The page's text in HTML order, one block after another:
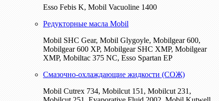
Esso Febis K, Mobil Vacuoline 1400
Редукторные масла Mobil
Mobil SHC Gear, Mobil Glygoyle, Mobilgear 600,
Mobilgear 600 XP, Mobilgear SHC XMP, Mobilgear
XМP, Mobiltac 375 NC, Esso Spartan EP
Смазочно-охлаждающие жидкости (СОЖ)
Mobil Cutrex 734, Mobilcut 151, Mobilcut 231,